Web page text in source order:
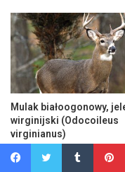
Mulak białoogonowy,
wirginijski (Odocoileus
virginianus)